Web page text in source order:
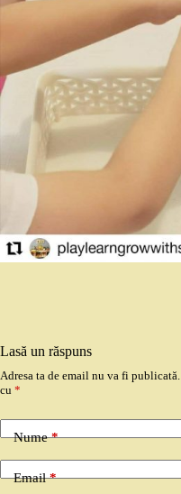
Lasă un răspuns
Adresa ta de email nu va fi publicată.
cu *
Nume*
Email*